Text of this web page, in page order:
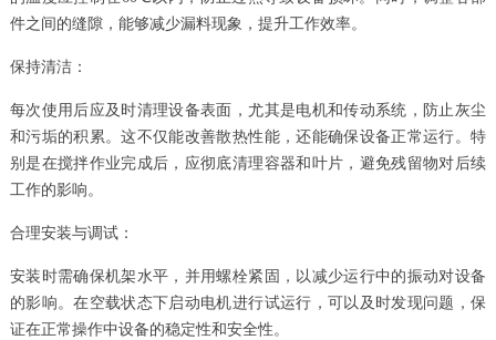
件之间的缝隙，能够减少漏料现象，提升工作效率。
保持清洁：
每次使用后应及时清理设备表面，尤其是电机和传动系统，防止灰尘
和污垢的积累。这不仅能改善散热性能，还能确保设备正常运行。特
别是在搅拌作业完成后，应彻底清理容器和叶片，避免残留物对后续
工作的影响。
合理安装与调试：
安装时需确保机架水平，并用螺栓紧固，以减少运行中的振动对设备
的影响。在空载状态下启动电机进行试运行，可以及时发现问题，保
证在正常操作中设备的稳定性和安全性。